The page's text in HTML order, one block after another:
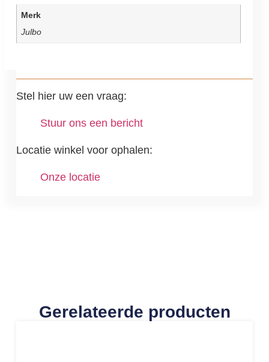
Merk
Julbo
Stel hier uw een vraag:
Stuur ons een bericht
Locatie winkel voor ophalen:
Onze locatie
Gerelateerde producten